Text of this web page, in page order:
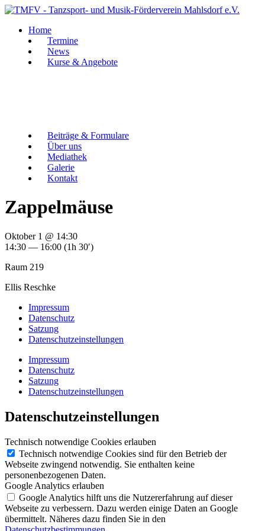
Zum
springenHome
Termine
News
Kurse & Angebote
Beiträge & Formulare
Über uns
Mediathek
Galerie
Kontakt
Zappelmäuse
Oktober 1 @ 14:30
14:30 — 16:00 (1h 30′)
Raum 219
Ellis Reschke
Impressum
Datenschutz
Satzung
Datenschutzeinstellungen
Impressum
Datenschutz
Satzung
Datenschutzeinstellungen
Datenschutzeinstellungen
Technisch notwendige Cookies erlauben
Technisch notwendige Cookies sind für den Betrieb der
Webseite zwingend notwendig. Sie enthalten keine
personenbezogenen Daten.
Google Analytics erlauben
Google Analytics hilft uns die Nutzererfahrung auf dieser
Webseite zu verbessern. Dazu werden einige Daten an Google
übermittelt. Näheres dazu finden Sie in den